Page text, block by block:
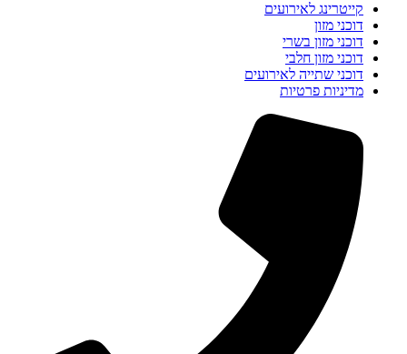
קייטרינג לאירועים
דוכני מזון
דוכני מזון בשרי
דוכני מזון חלבי
דוכני שתייה לאירועים
מדיניות פרטיות